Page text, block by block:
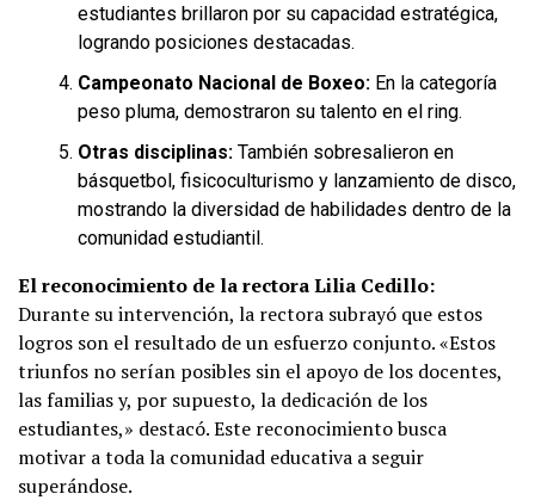
estudiantes brillaron por su capacidad estratégica,
logrando posiciones destacadas.
Campeonato Nacional de Boxeo: En la categoría
peso pluma, demostraron su talento en el ring.
Otras disciplinas: También sobresalieron en
básquetbol, fisicoculturismo y lanzamiento de disco,
mostrando la diversidad de habilidades dentro de la
comunidad estudiantil.
El reconocimiento de la rectora Lilia Cedillo:
Durante su intervención, la rectora subrayó que estos
logros son el resultado de un esfuerzo conjunto. «Estos
triunfos no serían posibles sin el apoyo de los docentes,
las familias y, por supuesto, la dedicación de los
estudiantes,» destacó. Este reconocimiento busca
motivar a toda la comunidad educativa a seguir
superándose.